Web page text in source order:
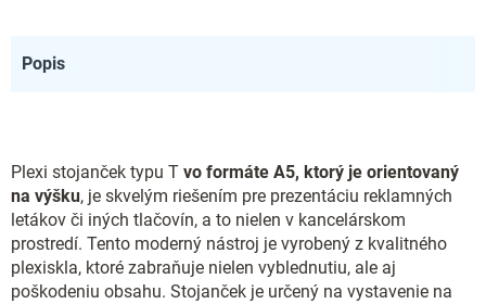
Popis
Plexi stojanček typu T vo formáte A5, ktorý je orientovaný
na výšku, je skvelým riešením pre prezentáciu reklamných
letákov či iných tlačovín, a to nielen v kancelárskom
prostredí. Tento moderný nástroj je vyrobený z kvalitného
plexiskla, ktoré zabraňuje nielen vyblednutiu, ale aj
poškodeniu obsahu. Stojanček je určený na vystavenie na